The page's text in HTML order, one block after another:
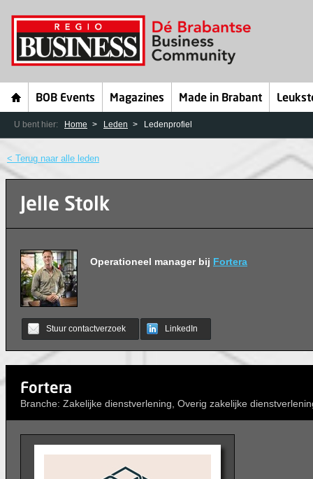
BOB Events Magazines Made in Brabant
U bent hier: Home Leden Ledenprofiel
< Terug naar alle leden
Jelle Stolk
Operationeel manager bij Fortera
Stuur contactverzoek LinkedIn
Fortera
Branche: Zakelijke dienstverlening, Overig zakelijke